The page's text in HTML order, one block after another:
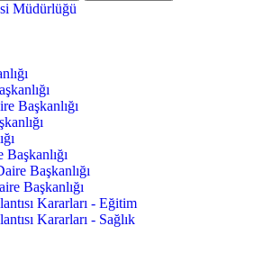
Müdürlüğü
Başkanlığı
Başkanlığı
Başkanlığı
Kararları - Eğitim
Kararları - Sağlık